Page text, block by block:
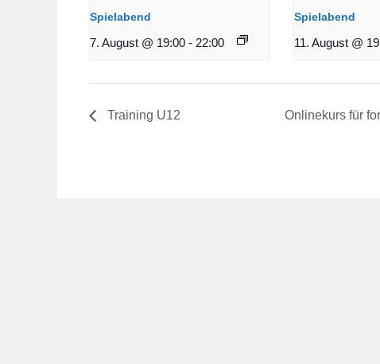
Spielabend
7. August @ 19:00 - 22:00
Spielabend
11. August @
Training U12 Onlinekurs für